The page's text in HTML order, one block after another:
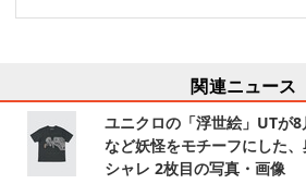
関連ニュース
ユニクロの「浮世絵」UTが
など妖怪をモチーフにした
シャレ 2枚目の写真・画像